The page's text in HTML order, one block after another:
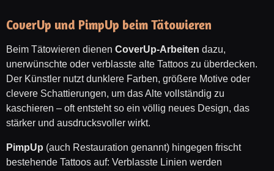
CoverUp und PimpUp beim Tätowieren
Beim Tätowieren dienen CoverUp-Arbeiten dazu,
unerwünschte oder verblasste alte Tattoos zu überdecken.
Der Künstler nutzt dunklere Farben, größere Motive oder
clevere Schattierungen, um das Alte vollständig zu
kaschieren – oft entsteht so ein völlig neues Design, das
stärker und ausdrucksvoller wirkt.
PimpUp (auch Restauration genannt) hingegen frischt
bestehende Tattoos auf: Verblasste Linien werden